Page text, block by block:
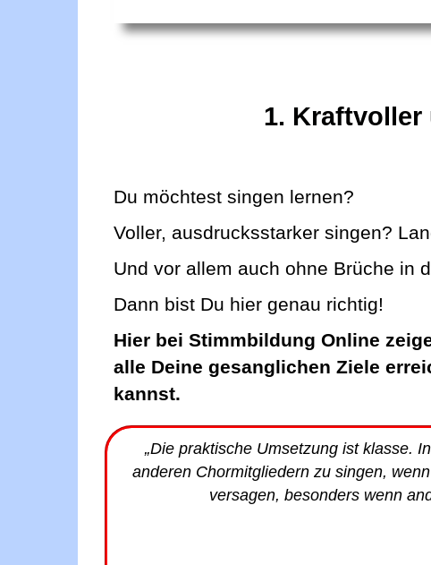
1.
Du möchtest singen lernen?
Voller, ausdrucksstarker singen?
Und vor allem auch ohne Brüche in
Dann bist Du hier genau richtig!
Hier bei Stimmbildung Online
alle Deine gesanglichen Ziele
kannst.
„Die praktische Umsetzung ist klasse.
anderen Chormitgliedern zu singen,
versagen, besonders wenn